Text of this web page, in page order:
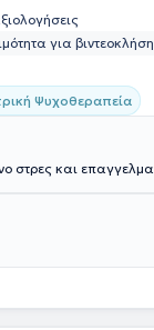
για βιντεοκλήση
Ψυχοθεραπεία
στρες και